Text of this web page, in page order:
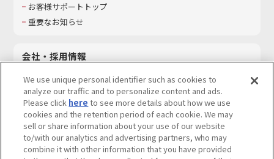
お客様サポートトップ
重要なお知らせ
会社・採用情報
採用情報
サステナビリティ
お問い合わせ
We use unique personal identifier such as cookies to
analyze our traffic and to personalize content and ads.
Please click here to see more details about how we use
cookies and the retention period of each cookie. We may
sell or share information about your use of our website
to/with our analytics and advertising partners, who may
combine it with other information that you have provided